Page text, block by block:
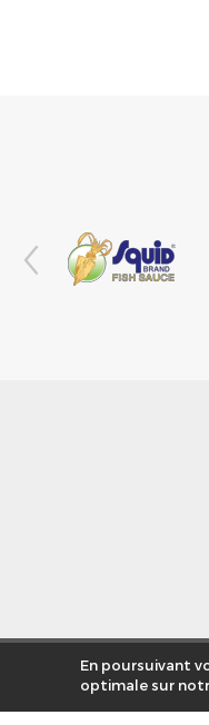
En poursuivant
optimale sur